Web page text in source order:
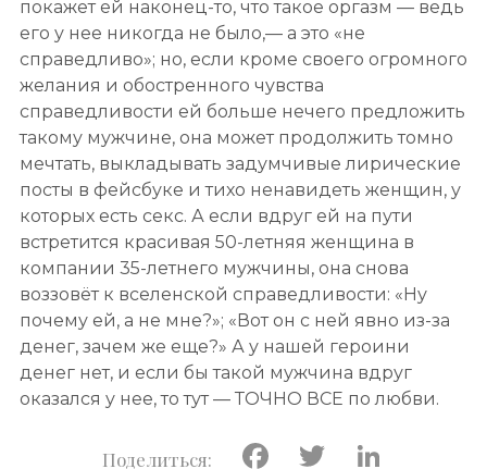
покажет ей наконец-то, что такое оргазм — ведь
его у нее никогда не было,— а это «не
справедливо»; но, если кроме своего огромного
желания и обостренного чувства
справедливости ей больше нечего предложить
такому мужчине, она может продолжить томно
мечтать, выкладывать задумчивые лирические
посты в фейсбуке и тихо ненавидеть женщин, у
которых есть секс. А если вдруг ей на пути
встретится красивая 50-летняя женщина в
компании 35-летнего мужчины, она снова
воззовёт к вселенской справедливости: «Ну
почему ей, а не мне?»; «Вот он с ней явно из-за
денег, зачем же еще?» А у нашей героини
денег нет, и если бы такой мужчина вдруг
оказался у нее, то тут — ТОЧНО ВСЕ по любви.
Facebook
Twitter